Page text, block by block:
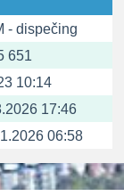
- dispečing
651
10:14
17:46
06:58